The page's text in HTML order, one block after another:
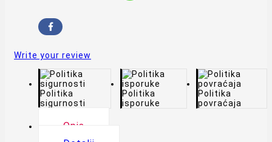
Write your review
Politika
sigurnosti
Politika
isporuke
Politika
povraćaja
Opis